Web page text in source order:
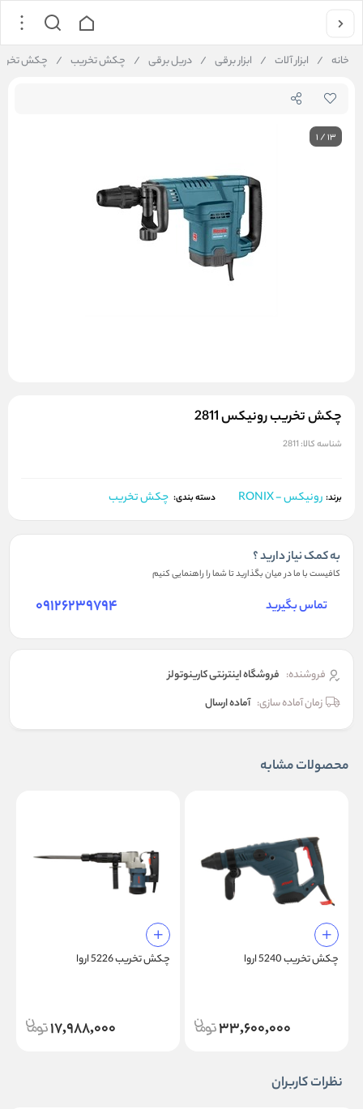
خانه / ابزار آلات / ابزار برقی / دریل برقی / چکش تخریب / چکش تخریب
1/13
چکش تخریب رونیکس 2811
شناسه کالا: 2811
برند: رونیکس - RONIX دسته بندی: چکش تخریب
به کمک نیاز دارید ؟
کافیست با ما در میان بگذارید تا شما را راهنمایی کنیم
تماس بگیرید 09126239794
فروشنده: فروشگاه اینترنتی کارینوتولز
زمان آماده سازی: آماده ارسال
محصولات مشابه
چکش تخریب 5240 اروا
33,600,000
چکش تخریب 5226 اروا
17,988,000
نظرات کاربران